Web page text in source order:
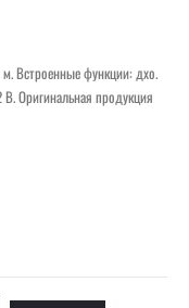
Встроенные функции: дхо.
Оригинальная продукция